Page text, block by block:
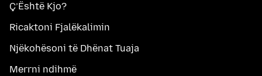
Ç’Është Kjo?
Ricaktoni Fjalëkalimin
Njëkohësoni të Dhënat Tuaja
Merrni ndihmë